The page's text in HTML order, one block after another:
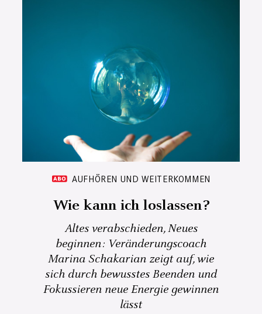
AUFHÖREN UND WEITERKOMMEN
Wie kann ich loslassen?
Altes verabschieden, Neues
beginnen: Veränderungscoach
Marina Schakarian zeigt auf, wie
sich durch bewusstes Beenden und
Fokussieren neue Energie gewinnen
lässt